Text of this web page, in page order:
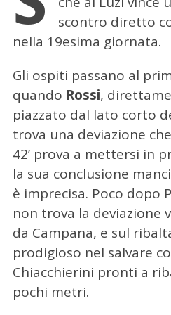
scontro diretto
nella 19esima giornata.
Gli ospiti passano al
quando Rossi,
piazzato dal lato corto
trova una deviazione
42’ prova a mettersi in
la sua conclusione
è imprecisa. Poco dopo
non trova la deviazione
da Campana, e sul
prodigioso nel salvare
Chiacchierini pronti a
pochi metri.